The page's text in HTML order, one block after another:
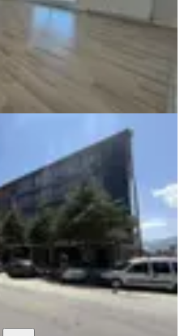
Hastane Yanında
1+1 Daire
Mahallesi
Kat ·16.07.2026